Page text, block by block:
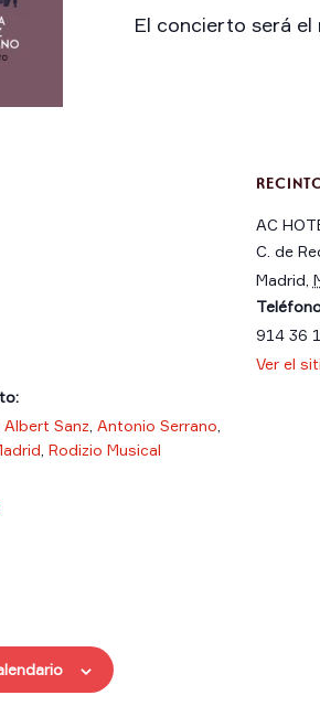
El concierto será el
,Albert Sanz ,Antonio Serrano
,Rodizio Musical
AC
C. de
Madrid
914 36
Ver el